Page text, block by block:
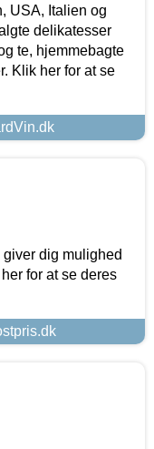
USA, Italien og
delikatesser
te, hjemmebagte
Klik her for at se
dig mulighed
for at se deres